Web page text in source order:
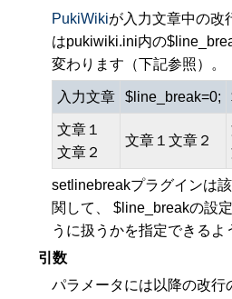
PukiWikiが入力文章中の改
はpukiwiki.ini内の
変わります（下記参照）。
入力文章 $line_break=0;
文章１
文章２
文章１文章２
setlinebreakプラグインは
関して、 $line_breakの設
うに扱うかを指定できるよ
引数
パラメータには以降の改行